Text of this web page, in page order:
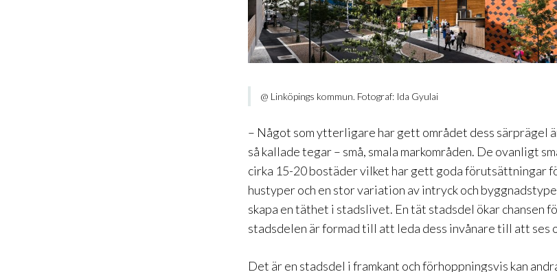
@ Linköpings kommun. Fotograf: Ida Gyulai
– Något som ytterligare har gett området dess särprägel
så kallade tegar – små, smala markområden. De ovanligt
cirka 15-20 bostäder vilket har gett goda förutsättningar
hustyper och en stor variation av intryck och
skapa en täthet i stadslivet. En tät stadsdel ökar chansen
stadsdelen är formad till att leda dess invånare till att ses
Det är en stadsdel i framkant och förhoppningsvis kan